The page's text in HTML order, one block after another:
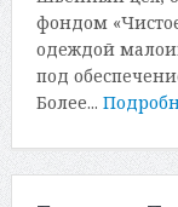
фондом
одеждой
под
Более...